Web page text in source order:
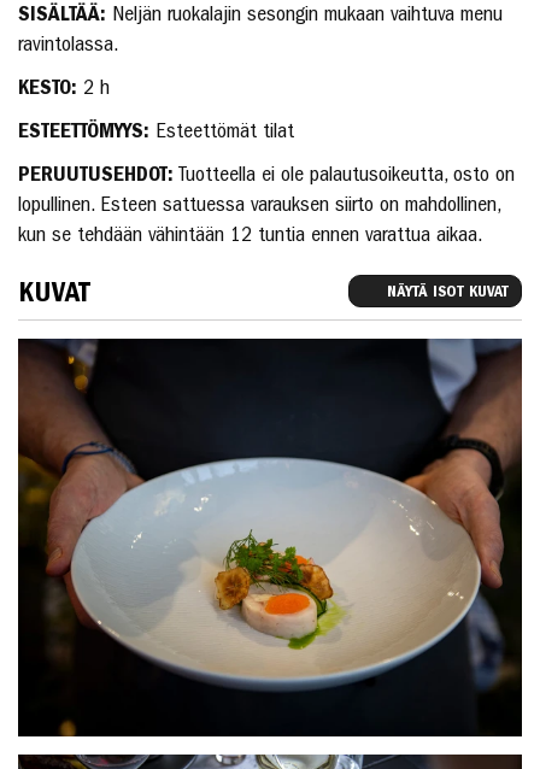
SISÄLTÄÄ: Neljän ruokalajin sesongin mukaan vaihtuva menu
ravintolassa.
KESTO: 2 h
ESTEETTÖMYYS: Esteettömät tilat
PERUUTUSEHDOT: Tuotteella ei ole palautusoikeutta, osto on
lopullinen. Esteen sattuessa varauksen siirto on mahdollinen,
kun se tehdään vähintään 12 tuntia ennen varattua aikaa.
KUVAT NÄYTÄ ISOT KUVAT